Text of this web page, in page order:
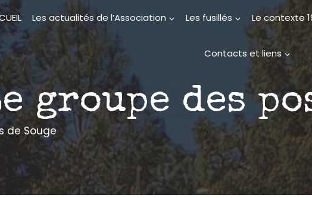
Les actualités de l’Association Les fusillés Le contexte
Contacts et liens
groupe des
de Souge